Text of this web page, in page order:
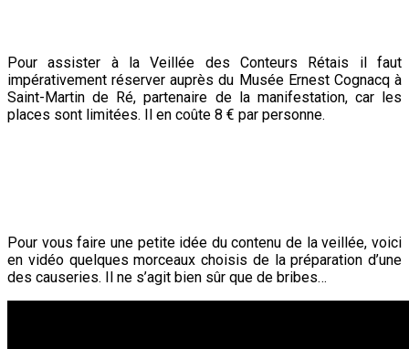
Pour assister à la Veillée des Conteurs Rétais il faut
impérativement réserver auprès du Musée Ernest Cognacq à
Saint-Martin de Ré, partenaire de la manifestation, car les
places sont limitées. Il en coûte 8 € par personne.
Pour vous faire une petite idée du contenu de la veillée, voici
en vidéo quelques morceaux choisis de la préparation d’une
des causeries. Il ne s’agit bien sûr que de bribes…